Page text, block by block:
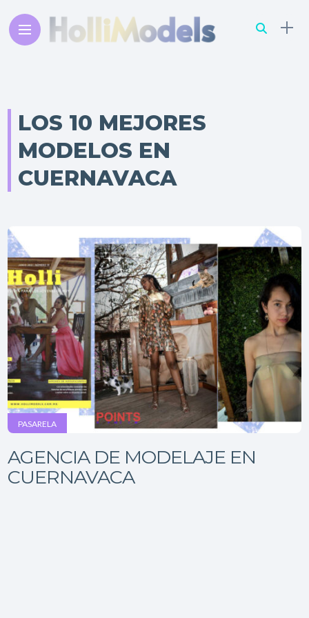
LOS 10 MEJORES
MODELOS EN
CUERNAVACA
PASARELA
AGENCIA DE MODELAJE EN
CUERNAVACA